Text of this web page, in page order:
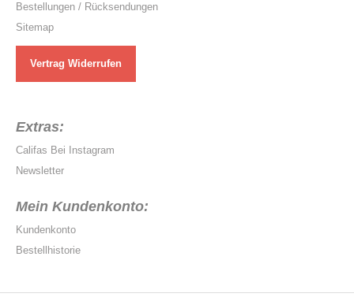
Bestellungen / Rücksendungen
Sitemap
Vertrag Widerrufen
Extras:
Califas Bei Instagram
Newsletter
Mein Kundenkonto:
Kundenkonto
Bestellhistorie